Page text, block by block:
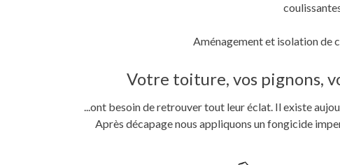
Aménagement et isolation de
Votre toiture, vos pignons,
...ont besoin de retrouver tout leur éclat. Il existe
Après décapage nous appliquons un fongicide